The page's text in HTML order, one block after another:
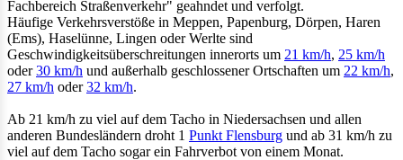
Fachbereich Straßenverkehr" geahndet und verfolgt.
Häufige Verkehrsverstöße in Meppen, Papenburg, Dörpen, Haren
(Ems), Haselünne, Lingen oder Werlte sind
Geschwindigkeitsüberschreitungen innerorts um 21 km/h, 25 km/h
oder30 km/h und außerhalb geschlossener Ortschaften um 22 km/h,
27 km/h oder32 km/h.
Ab 21 km/h zu viel auf dem Tacho in Niedersachsen und allen
anderen Bundesländern droht 1 Punkt Flensburg und ab 31 km/h zu
viel auf dem Tacho sogar ein Fahrverbot von einem Monat.